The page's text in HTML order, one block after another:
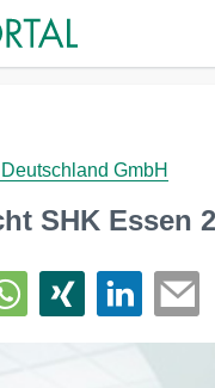
GmbH
SHK Essen